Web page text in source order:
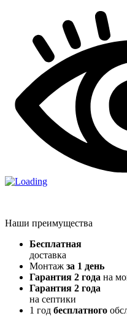
Наши преимущества
Бесплатная
доставка
Монтаж за 1 день
Гарантия 2 года на
Гарантия 2 года
на септики
1 год бесплатного